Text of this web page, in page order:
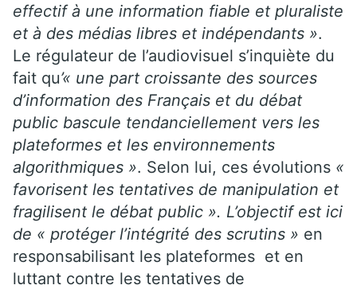
effectif à une information fiable et pluraliste
et à des médias libres et indépendants ».
Le régulateur de l’audiovisuel s’inquiète du
fait qu’« une part croissante des sources
d’information des Français et du débat
public bascule tendanciellement vers les
plateformes et les environnements
algorithmiques ». Selon lui, ces évolutions «
favorisent les tentatives de manipulation et
fragilisent le débat public ». L’objectif est ici
de « protéger l’intégrité des scrutins » en
responsabilisant les plateformes et en
luttant contre les tentatives de